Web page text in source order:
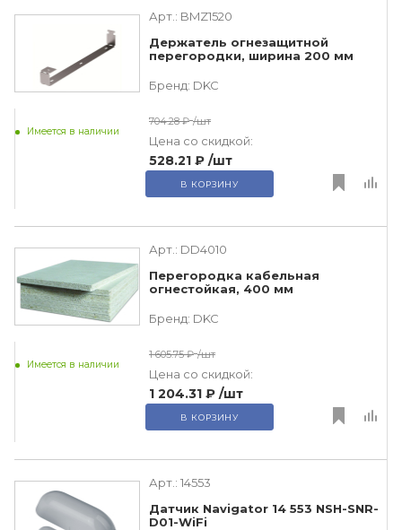
Арт.: BMZ1520
Держатель огнезащитной
перегородки, ширина 200 мм
Бренд: DKC
Имеется в наличии
704.28 ₽ /шт
Цена со скидкой:
528.21 ₽ /шт
В КОРЗИНУ
Арт.: DD4010
Перегородка кабельная
огнестойкая, 400 мм
Бренд: DKC
Имеется в наличии
1 605.75 ₽ /шт
Цена со скидкой:
1 204.31 ₽ /шт
В КОРЗИНУ
Арт.: 14553
Датчик Navigator 14 553 NSH-SNR-
D01-WiFi